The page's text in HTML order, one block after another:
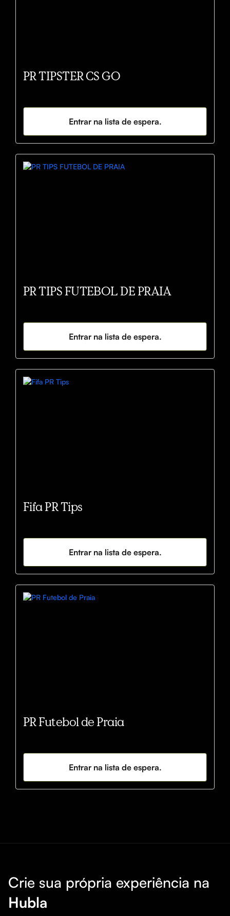
PR TIPSTER CS GO
Entrar na lista de espera.
PR TIPS FUTEBOL DE PRAIA
Entrar na lista de espera.
Fifa PR Tips
Entrar na lista de espera.
PR Futebol de Praia
Entrar na lista de espera.
Crie sua própria experiência na
Hubla